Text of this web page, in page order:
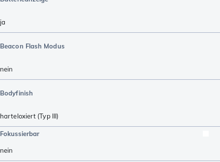
ja
Beacon Flash Modus
nein
Bodyfinish
harteloxiert (Typ III)
Fokussierbar
nein